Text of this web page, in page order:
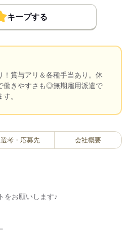
キープする
！賞与アリ＆各種手当あり。休
働きやすさも◎無期雇用派遣で
。
選考・応募先 会社概要
をお願いします♪